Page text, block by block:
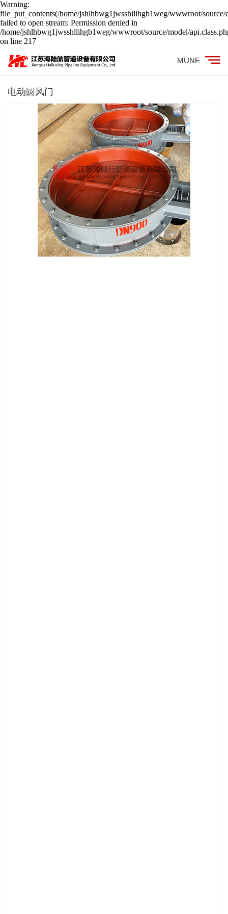
Warning:
file_put_contents(/home/jshlhbwg1jwsshllihgb1weg/wwwroot/source/
failed to open stream: Permission denied in
/home/jshlhbwg1jwsshllihgb1weg/wwwroot/source/model/
on line 217
MUNE
电动圆风门